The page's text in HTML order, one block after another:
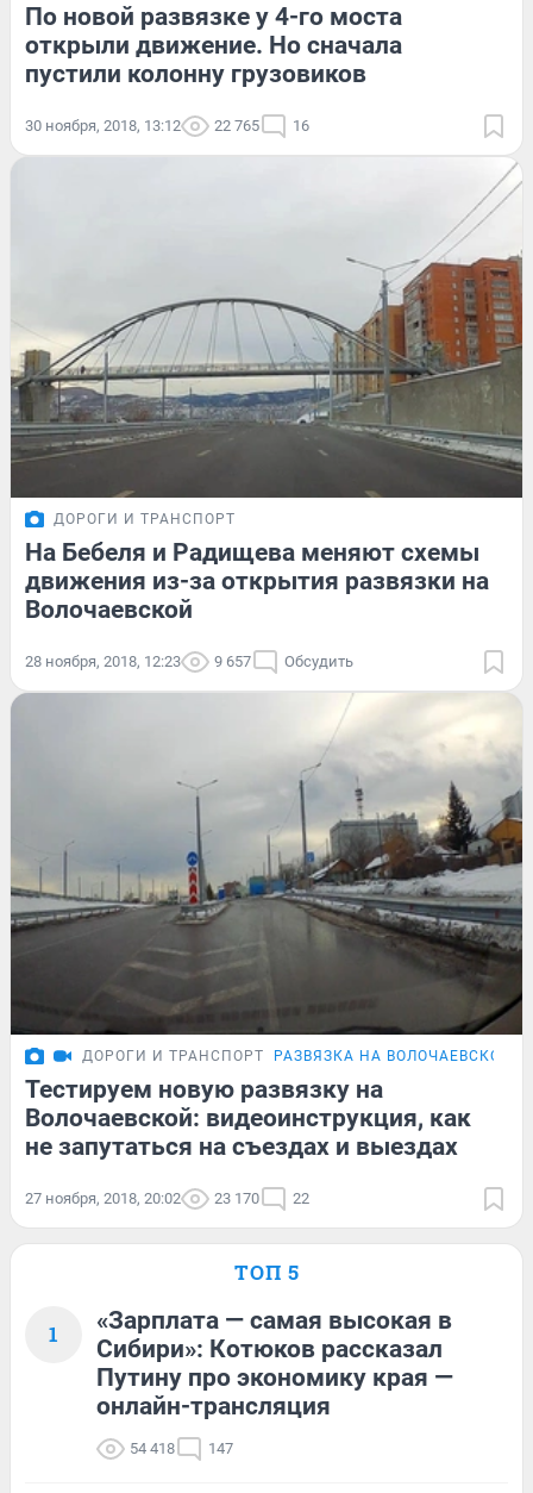
По новой развязке у 4-го моста
открыли движение. Но сначала
пустили колонну грузовиков
30 ноября, 2018, 13:12 22 765 16
ДОРОГИ И ТРАНСПОРТ
На Бебеля и Радищева меняют схемы
движения из-за открытия развязки на
Волочаевской
28 ноября, 2018, 12:23 9 657 Обсудить
ДОРОГИ И ТРАНСПОРТ РАЗВЯЗКА НА ВОЛОЧАЕВСКОЙ
Тестируем новую развязку на
Волочаевской: видеоинструкция, как
не запутаться на съездах и выездах
27 ноября, 2018, 20:02 23 170 22
ТОП 5
1
«Зарплата — самая высокая в
Сибири»: Котюков рассказал
Путину про экономику края —
онлайн-трансляция
54 418 147